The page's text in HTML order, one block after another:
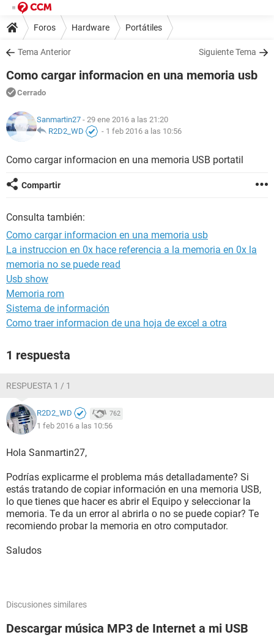
Foros Hardware Portátiles
Tema Anterior Siguiente Tema
Como cargar informacion en una memoria usb
Cerrado
Sanmartin27 - 29 ene 2016 a las 21:20
R2D2_WD
- 1 feb 2016 a las 10:56
Como cargar informacion en una memoria USB portatil
Compartir
Consulta también:
Como cargar informacion en una memoria usb
La instruccion en 0x hace referencia a la memoria en 0x la
memoria no se puede read
Usb show
Memoria rom
Sistema de información
Como traer informacion de una hoja de excel a otra
1 respuesta
RESPUESTA 1 / 1
R2D2_WD 762
1 feb 2016 a las 10:56
Hola Sanmartin27,
Podrías explicarme el problema más detalladamente? Si
estás tratando de copiar información en una memoria USB,
lo que tienes que hacer es abrir el Equipo y seleccionar la
memoria. Te da un error al abrirla о no se puede copiar? Te
recomiendo probar la memoria en otro computador.
Saludos
Discusiones similares
Descargar música MP3 de Internet a mi USB